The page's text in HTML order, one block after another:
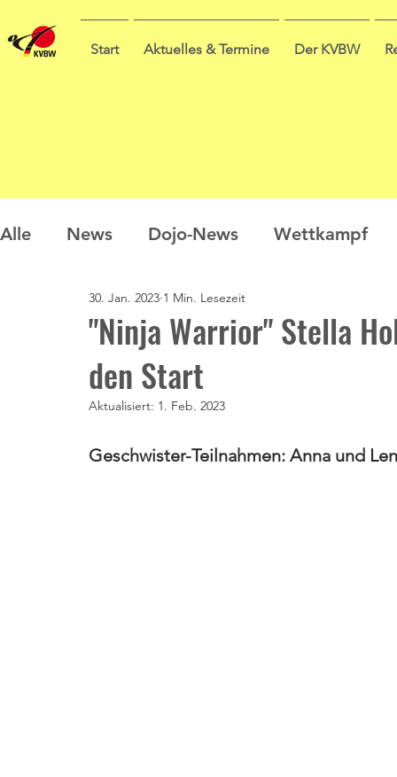
Start Aktuelles & Termine Der KVBW
Alle News Dojo-News Wettkampf
Nachwuchs Prüfungen
Sommercamp Umfrage
"Ninja Warrior" Stella
den Start
30. Jan. 2023 1 Min. Lesezeit
Aktualisiert: 1. Feb. 2023
Geschwister-Teilnahmen: Anna und